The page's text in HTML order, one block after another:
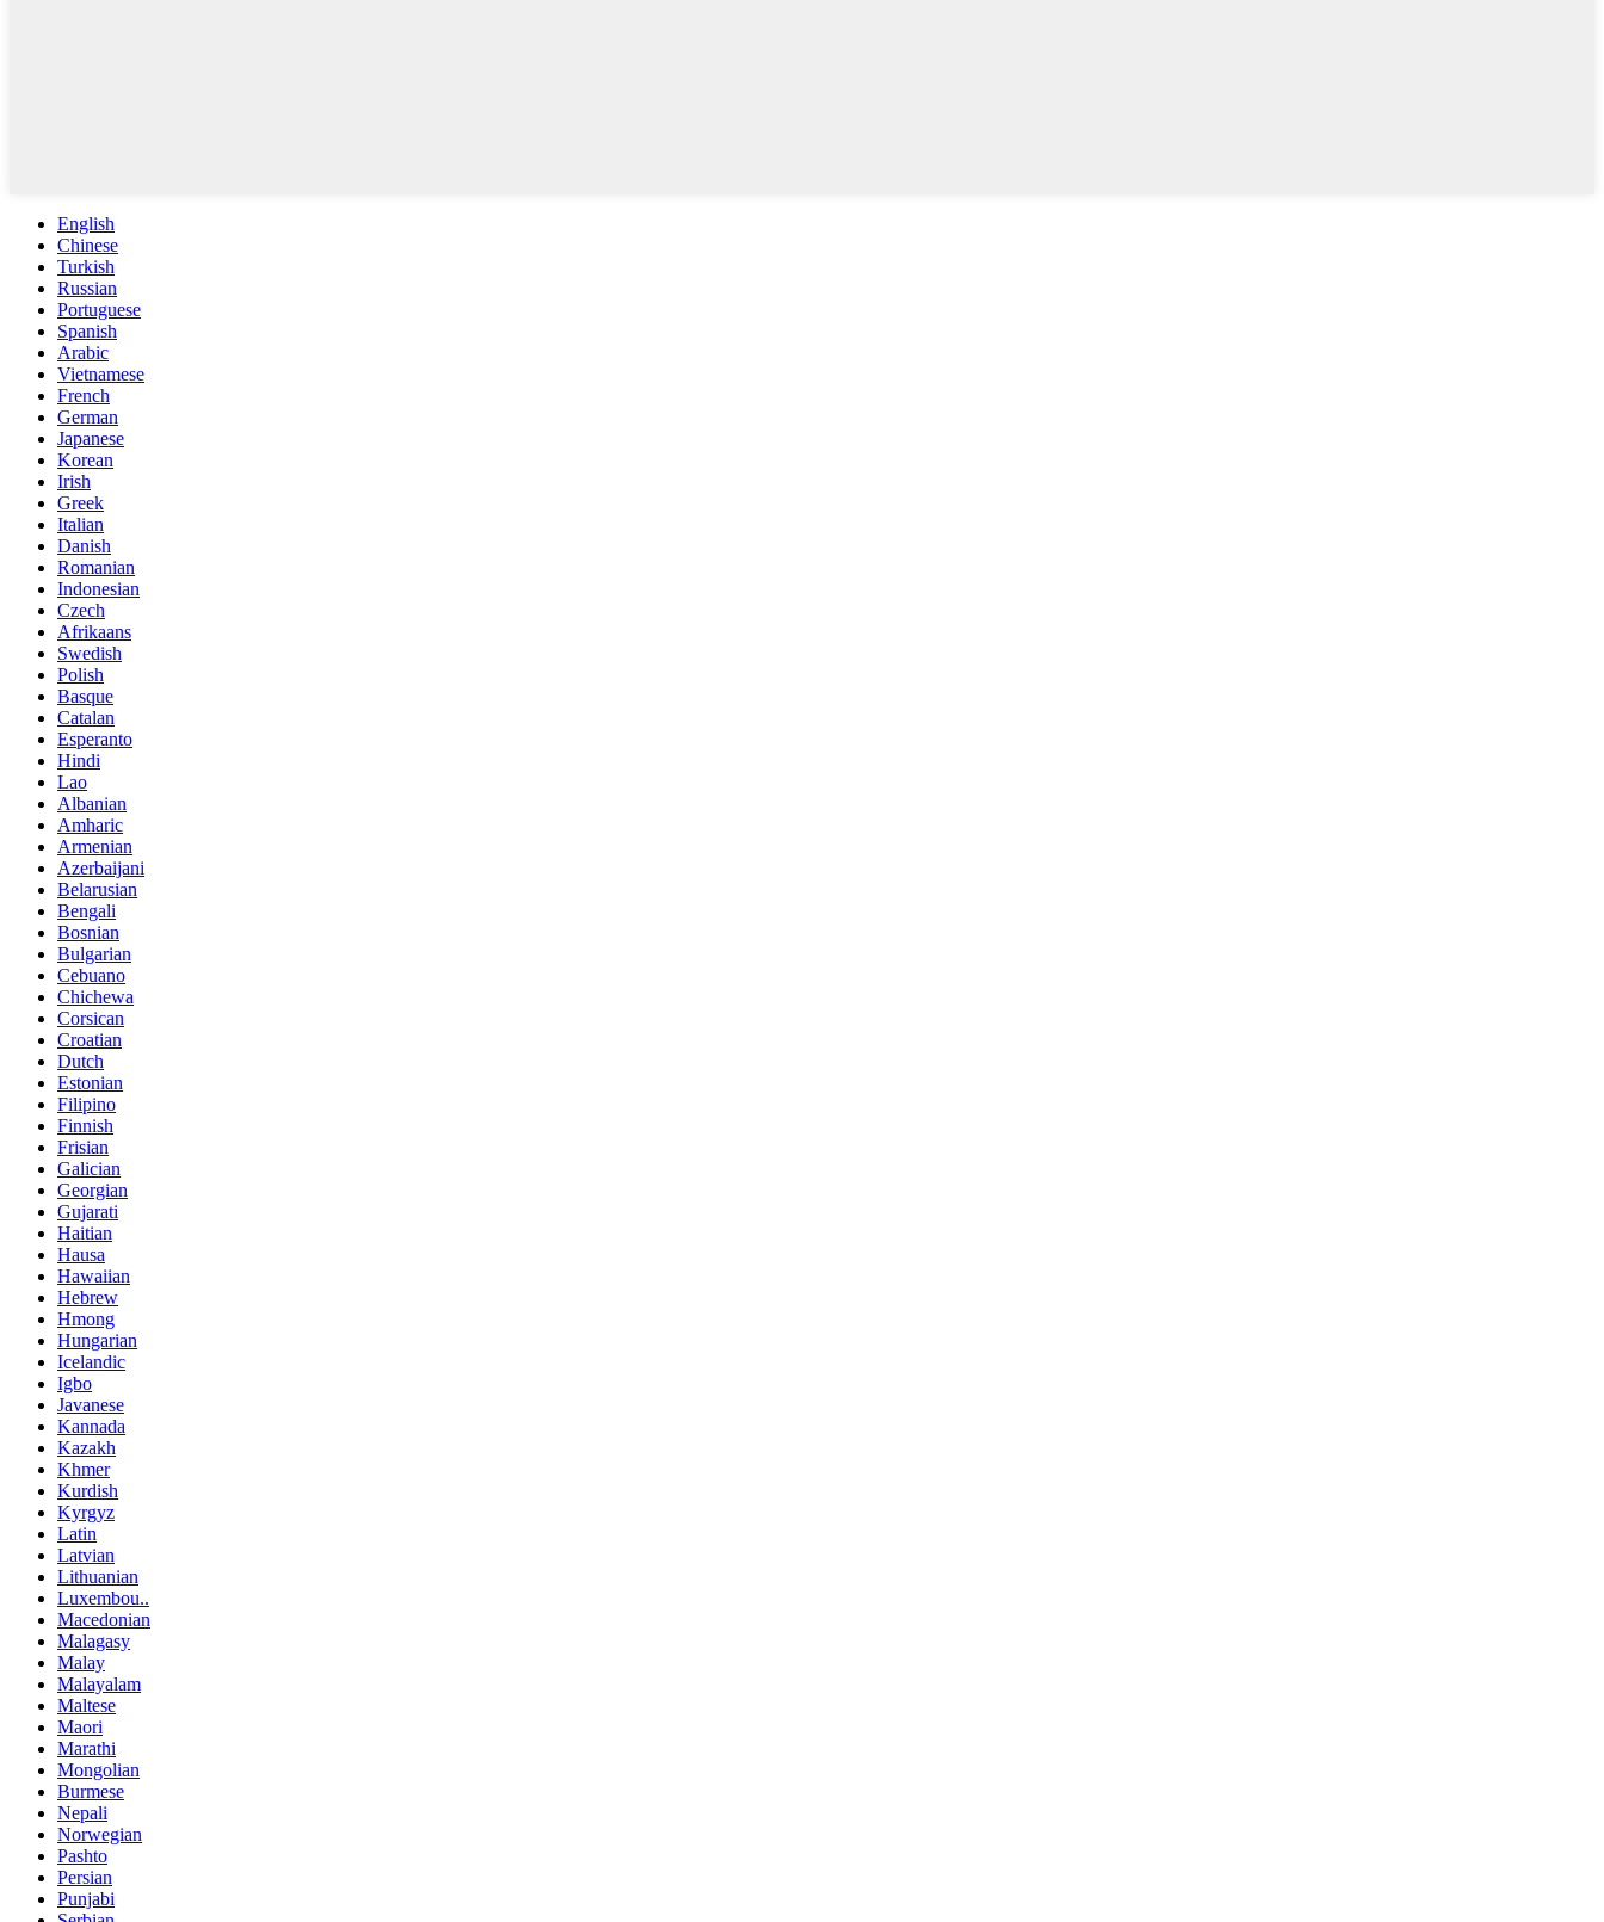
English
Chinese
Turkish
Russian
Portuguese
Spanish
Arabic
Vietnamese
French
German
Japanese
Korean
Irish
Greek
Italian
Danish
Romanian
Indonesian
Czech
Afrikaans
Swedish
Polish
Basque
Catalan
Esperanto
Hindi
Lao
Albanian
Amharic
Armenian
Azerbaijani
Belarusian
Bengali
Bosnian
Bulgarian
Cebuano
Chichewa
Corsican
Croatian
Dutch
Estonian
Filipino
Finnish
Frisian
Galician
Georgian
Gujarati
Haitian
Hausa
Hawaiian
Hebrew
Hmong
Hungarian
Icelandic
Igbo
Javanese
Kannada
Kazakh
Khmer
Kurdish
Kyrgyz
Latin
Latvian
Lithuanian
Luxembou..
Macedonian
Malagasy
Malay
Malayalam
Maltese
Maori
Marathi
Mongolian
Burmese
Nepali
Norwegian
Pashto
Persian
Punjabi